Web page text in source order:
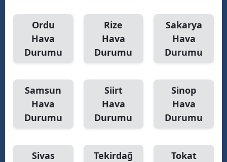
Ordu
Hava
Durumu
Rize
Hava
Durumu
Sakarya
Hava
Durumu
Samsun
Hava
Durumu
Siirt
Hava
Durumu
Sinop
Hava
Durumu
Sivas
Tekirdağ
Tokat